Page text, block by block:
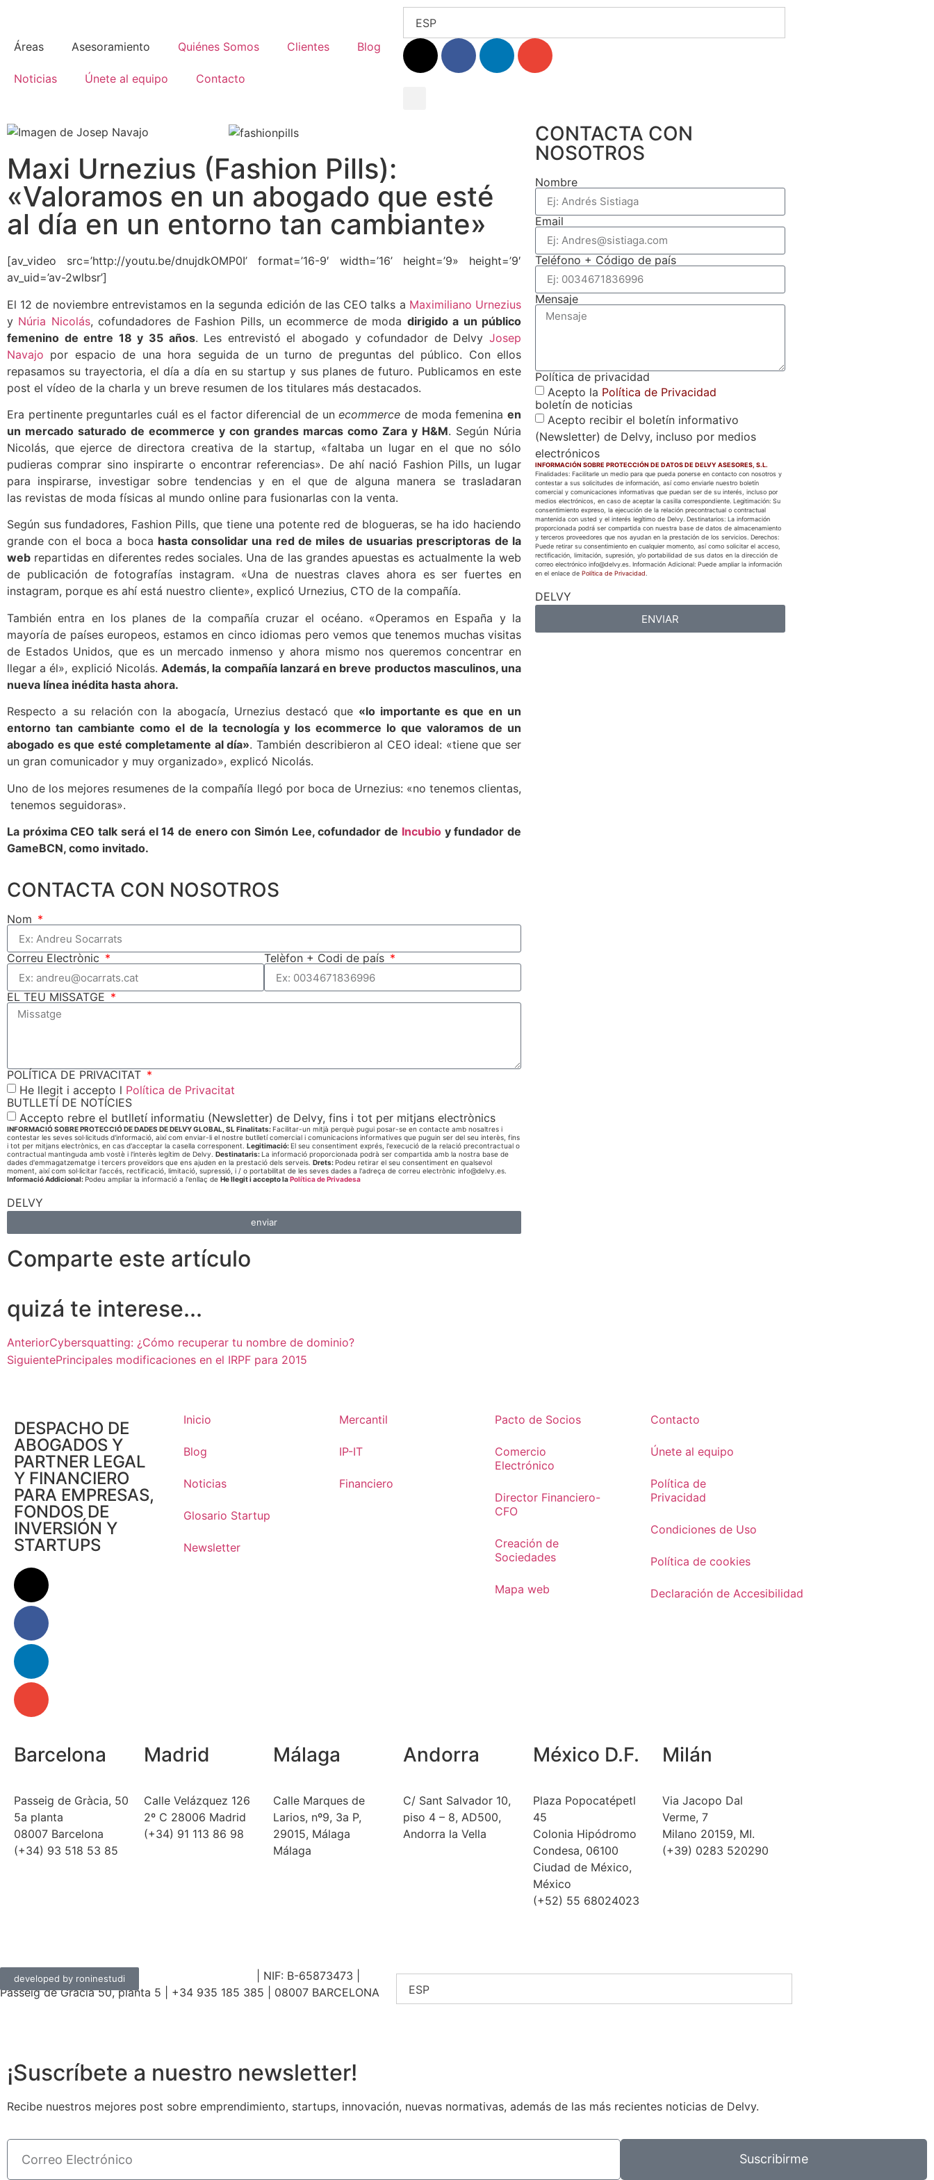
Áreas Asesoramiento Quiénes Somos Clientes Blog
Noticias Únete al equipo Contacto
ESP
Maxi Urnezius (Fashion Pills):
«Valoramos en un abogado que esté
al día en un entorno tan cambiante»
[av_video src=’http://youtu.be/dnujdkOMP0I’ format=’16-9′ width=’16’ height=’9» height=’9′
av_uid=’av-2wlbsr’]
El 12 de noviembre entrevistamos en la segunda edición de las CEO talks a Maximiliano Urnezius
y Núria Nicolás, cofundadores de Fashion Pills, un ecommerce de moda dirigido a un público
femenino de entre 18 y 35 años. Les entrevistó el abogado y cofundador de Delvy Josep
Navajo por espacio de una hora seguida de un turno de preguntas del público. Con ellos
repasamos su trayectoria, el día a día en su startup y sus planes de futuro. Publicamos en este
post el vídeo de la charla y un breve resumen de los titulares más destacados.
Era pertinente preguntarles cuál es el factor diferencial de unecommerce de moda femenina en
un mercado saturado de ecommerce y con grandes marcas como Zara y H&M. Según Núria
Nicolás, que ejerce de directora creativa de la startup, «faltaba un lugar en el que no sólo
pudieras comprar sino inspirarte o encontrar referencias». De ahí nació Fashion Pills, un lugar
para inspirarse, investigar sobre tendencias y en el que de alguna manera se trasladaran
las revistas de moda físicas al mundo online para fusionarlas con la venta.
Según sus fundadores, Fashion Pills, que tiene una potente red de blogueras, se ha ido haciendo
grande con el boca a boca hasta consolidar una red de miles de usuarias prescriptoras de la
web repartidas en diferentes redes sociales. Una de las grandes apuestas es actualmente la web
de publicación de fotografías instagram. «Una de nuestras claves ahora es ser fuertes en
instagram, porque es ahí está nuestro cliente», explicó Urnezius, CTO de la compañía.
También entra en los planes de la compañía cruzar el océano. «Operamos en España y la
mayoría de países europeos, estamos en cinco idiomas pero vemos que tenemos muchas visitas
de Estados Unidos, que es un mercado inmenso y ahora mismo nos queremos concentrar en
llegar a él», explició Nicolás.Además, la compañía lanzará en breve productos masculinos, una
nueva línea inédita hasta ahora.
Respecto a su relación con la abogacía, Urnezius destacó que «lo importante es que en un
entorno tan cambiante como el de la tecnología y los ecommerce lo que valoramos de un
abogado es que esté completamente al día». También describieron al CEO ideal: «tiene que ser
un gran comunicador y muy organizado», explicó Nicolás.
Uno de los mejores resumenes de la compañía llegó por boca de Urnezius: «no tenemos clientas,
tenemos seguidoras».
La próxima CEO talk será el 14 de enero con Simón Lee, cofundador de Incubioy fundador de
GameBCN, como invitado.
CONTACTA CON NOSOTROS
Nom
Correu Electrònic Telèfon + Codi de país
EL TEU MISSATGE
POLÍTICA DE PRIVACITAT
He llegit i accepto l Política de Privacitat
BUTLLETÍ DE NOTÍCIES
Accepto rebre el butlletí informatiu (Newsletter) de Delvy, fins i tot per mitjans electrònics
INFORMACIÓ SOBRE PROTECCIÓ DE DADES DE DELVY GLOBAL, SLFinalitats: Facilitar-un mitjà perquè pugui posar-se en contacte amb nosaltres i
contestar les seves sol·licituds d'informació, així com enviar-li el nostre butlletí comercial i comunicacions informatives que puguin ser del seu interès, fins
i tot per mitjans electrònics, en cas d'acceptar la casella corresponent. Legitimació: El seu consentiment exprés, l'execució de la relació precontractual o
contractual mantinguda amb vostè i l'interès legítim de Delvy. Destinataris: La informació proporcionada podrà ser compartida amb la nostra base de
dades d'emmagatzematge i tercers proveïdors que ens ajuden en la prestació dels serveis. Drets: Podeu retirar el seu consentiment en qualsevol
moment, així com sol·licitar l'accés, rectificació, limitació, supressió, i / o portabilitat de les seves dades a l'adreça de correu electrònic info@delvy.es.
Informació Addicional: Podeu ampliar la informació a l'enllaç de He llegit i accepto laPolítica de Privadesa
DELVY
enviar
Comparte este artículo
quizá te interese...
AnteriorCybersquatting: ¿Cómo recuperar tu nombre de dominio?
SiguientePrincipales modificaciones en el IRPF para 2015
CONTACTA CON
NOSOTROS
Nombre
Email
Teléfono + Código de país
Mensaje
Política de privacidad
Acepto la Política de Privacidad
boletín de noticias
Acepto recibir el boletín informativo
(Newsletter) de Delvy, incluso por medios
electrónicos
INFORMACIÓN SOBRE PROTECCIÓN DE DATOS DE DELVY ASESORES, S.L.
Finalidades: Facilitarle un medio para que pueda ponerse en contacto con nosotros y
contestar a sus solicitudes de información, así como enviarle nuestro boletín
comercial y comunicaciones informativas que puedan ser de su interés, incluso por
medios electrónicos, en caso de aceptar la casilla correspondiente. Legitimación: Su
consentimiento expreso, la ejecución de la relación precontractual o contractual
mantenida con usted y el interés legítimo de Delvy. Destinatarios: La información
proporcionada podrá ser compartida con nuestra base de datos de almacenamiento
y terceros proveedores que nos ayudan en la prestación de los servicios. Derechos:
Puede retirar su consentimiento en cualquier momento, así como solicitar el acceso,
rectificación, limitación, supresión, y/o portabilidad de sus datos en la dirección de
correo electrónico info@delvy.es. Información Adicional: Puede ampliar la información
en el enlace de Política de Privacidad
DELVY
ENVIAR
DESPACHO DE
ABOGADOS Y
PARTNER LEGAL
Y FINANCIERO
PARA EMPRESAS,
FONDOS DE
INVERSIÓN Y
STARTUPS
Inicio
Blog
Noticias
Glosario Startup
Newsletter
Mercantil
IP-IT
Financiero
Pacto de Socios
Comercio
Electrónico
Director Financiero-
CFO
Creación de
Sociedades
Mapa web
Contacto
Únete al equipo
Política de
Privacidad
Condiciones de Uso
Política de cookies
Declaración de Accesibilidad
Barcelona
Passeig de Gràcia, 50
5a planta
08007 Barcelona
(+34) 93 518 53 85
Madrid
Calle Velázquez 126
2º C 28006 Madrid
(+34) 91 113 86 98
Málaga
Calle Marques de
Larios, nº9, 3a P,
29015, Málaga
Málaga
Andorra
C/ Sant Salvador 10,
piso 4 – 8, AD500,
Andorra la Vella
México D.F.
Plaza Popocatépetl
45
Colonia Hipódromo
Condesa, 06100
Ciudad de México,
México
(+52) 55 68024023
Milán
Via Jacopo Dal
Verme, 7
Milano 20159, MI.
(+39) 0283 520290
developed by roninestudi
DELVYGLOBAL, SL|ABOGADOS BARCELONA
| NIF: B-65873473 |
Passeig de Gràcia 50, planta 5 | +34 935 185 385 | 08007 BARCELONA
ESP
¡Suscríbete a nuestro newsletter!
Recibe nuestros mejores post sobre emprendimiento, startups, innovación, nuevas normativas, además de las más recientes noticias de Delvy.
Suscribirme